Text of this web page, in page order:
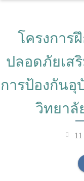
โครงการ
ปลอดภัยเส
การป้องกันอุ
วิทยาลั